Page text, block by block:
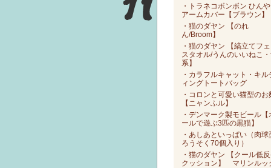
・トラネコボンボン ひんや
アームカバー【ブラウン】
・猫のダヤン 【のれ
ん/Broom】
・猫のダヤン 【縞立てフェ
スタオル/うんのいいねこ
系】
・カラフルキャット・キル
ィングトートバッグ
・コロンと可愛い猫型のお
【ニャンふル】
・デンマーク製モビール【
ールで遊ぶ3匹の黒猫】
・あしあといっぱい（肉球
ろうそく70個入り）
・猫のダヤン 【クール低
クッション】 マリンルッ